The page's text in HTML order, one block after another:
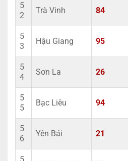
5
2
Trà Vinh 84
5
3
Hậu Giang 95
5
4
Sơn La 26
5
5
Bạc Liêu 94
5
6
Yên Bái 21